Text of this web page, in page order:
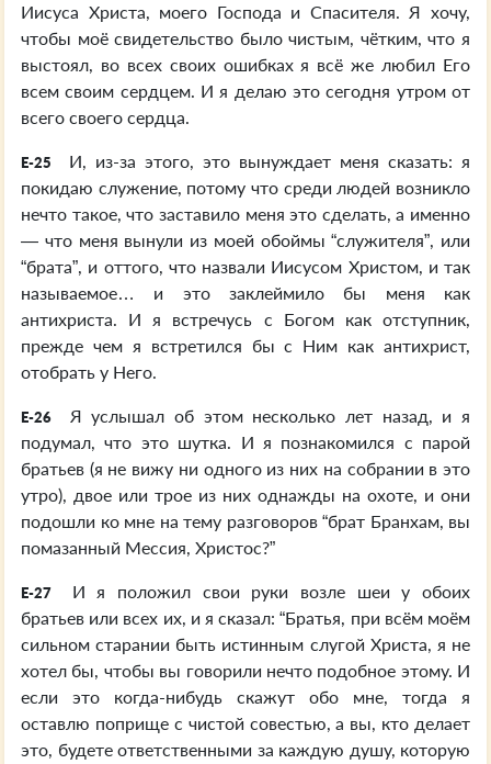
Иисуса Христа, моего Господа и Спасителя. Я хочу,
чтобы моё свидетельство было чистым, чётким, что я
выстоял, во всех своих ошибках я всё же любил Его
всем своим сердцем. И я делаю это сегодня утром от
всего своего сердца.
E-25
И, из-за этого, это вынуждает меня сказать: я
покидаю служение, потому что среди людей возникло
нечто такое, что заставило меня это сделать, а именно
— что меня вынули из моей обоймы “служителя”, или
“брата”, и оттого, что назвали Иисусом Христом, и так
называемое… и это заклеймило бы меня как
антихриста. И я встречусь с Богом как отступник,
прежде чем я встретился бы с Ним как антихрист,
отобрать у Него.
E-26
Я услышал об этом несколько лет назад, и я
подумал, что это шутка. И я познакомился с парой
братьев (я не вижу ни одного из них на собрании в это
утро), двое или трое из них однажды на охоте, и они
подошли ко мне на тему разговоров “брат Бранхам, вы
помазанный Мессия, Христос?”
E-27
И я положил свои руки возле шеи у обоих
братьев или всех их, и я сказал: “Братья, при всём моём
сильном старании быть истинным слугой Христа, я не
хотел бы, чтобы вы говорили нечто подобное этому. И
если это когда-нибудь скажут обо мне, тогда я
оставлю поприще с чистой совестью, а вы, кто делает
это, будете ответственными за каждую душу, которую